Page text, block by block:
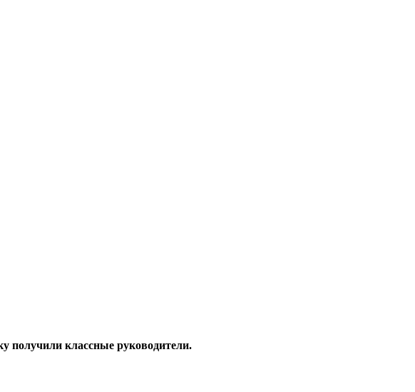
получили классные руководители.